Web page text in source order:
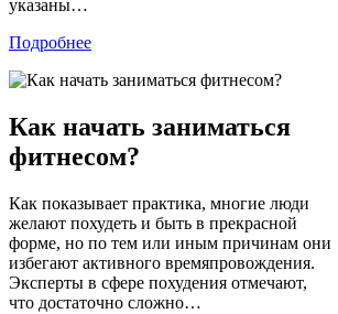
указаны…
Подробнее
Как начать заниматься
фитнесом?
Как показывает практика, многие люди
желают похудеть и быть в прекрасной
форме, но по тем или иным причинам они
избегают активного времяпровождения.
Эксперты в сфере похудения отмечают,
что достаточно сложно…